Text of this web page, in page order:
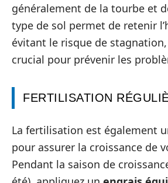
généralement de la tourbe et
type de sol permet de retenir
évitant le risque de
crucial pour prévenir les
FERTILISATION
La fertilisation est également
pour assurer la croissance de
Pendant la saison de